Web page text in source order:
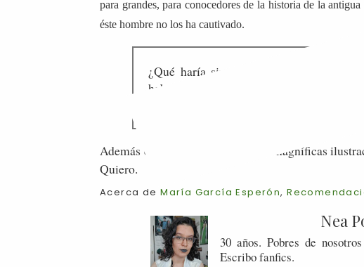
para grandes, para conocedores de la historia de la
éste hombre no los ha cautivado.
¿Qué haría sin César? ¿Qué haría
habituado a despertar con él y con él
Además el libro, corto, tiene unas magníficas
Quiero.
Acerca deMaría García Esperón,
Nea
30 años. Pobres de
Escribo fanfics.